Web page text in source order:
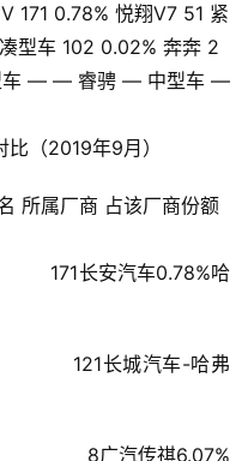
171 0.78% 悦翔V7 51 紧
型车 102 0.02% 奔奔 2
车 — — 睿骋 — 中型车 —
（2019年9月）
所属厂商 占该厂商份额